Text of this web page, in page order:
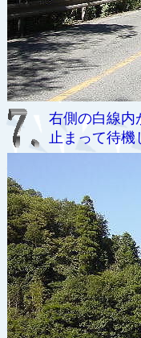
右側の白線内
止まって待機